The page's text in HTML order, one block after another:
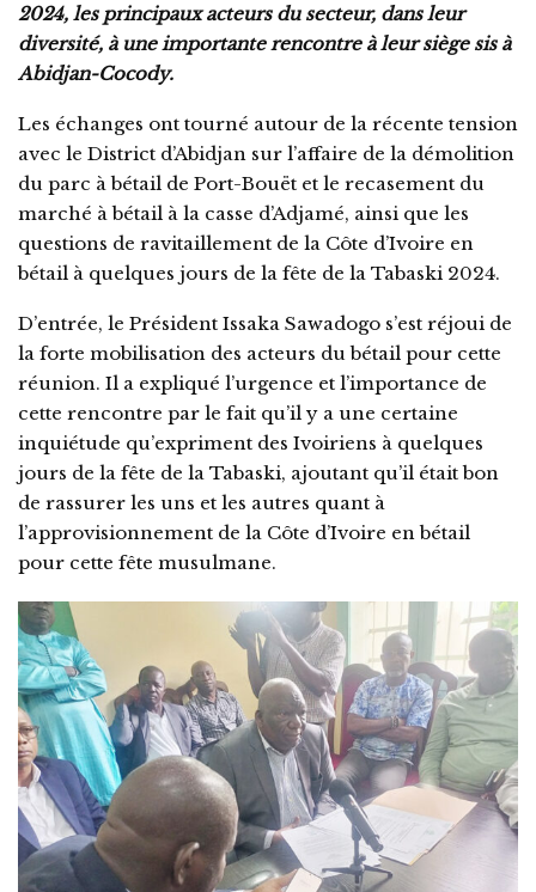
2024, les principaux acteurs du secteur, dans leur
diversité, à une importante rencontre à leur siège sis à
Abidjan-Cocody.
Les échanges ont tourné autour de la récente tension
avec le District d’Abidjan sur l’affaire de la démolition
du parc à bétail de Port-Bouët et le recasement du
marché à bétail à la casse d’Adjamé, ainsi que les
questions de ravitaillement de la Côte d’Ivoire en
bétail à quelques jours de la fête de la Tabaski 2024.
D’entrée, le Président Issaka Sawadogo s’est réjoui de
la forte mobilisation des acteurs du bétail pour cette
réunion. Il a expliqué l’urgence et l’importance de
cette rencontre par le fait qu’il y a une certaine
inquiétude qu’expriment des Ivoiriens à quelques
jours de la fête de la Tabaski, ajoutant qu’il était bon
de rassurer les uns et les autres quant à
l’approvisionnement de la Côte d’Ivoire en bétail
pour cette fête musulmane.